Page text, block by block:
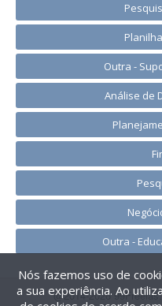
Outra -
Análise de
Outra -
@2014-2026
Nós fazemos uso de
a sua experiência. Ao